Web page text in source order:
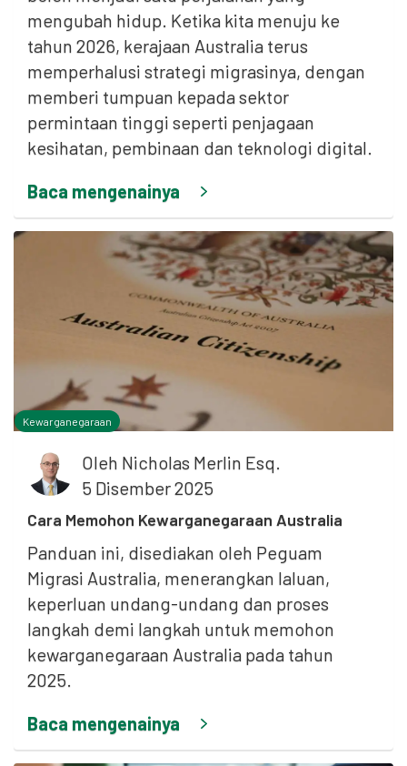
mengubah hidup. Ketika kita menuju ke
tahun 2026, kerajaan Australia terus
memperhalusi strategi migrasinya, dengan
memberi tumpuan kepada sektor
permintaan tinggi seperti penjagaan
kesihatan, pembinaan dan teknologi digital.
Baca mengenainya
Kewarganegaraan
Oleh Nicholas Merlin Esq.
5 Disember 2025
Cara Memohon Kewarganegaraan Australia
Panduan ini, disediakan oleh Peguam
Migrasi Australia, menerangkan laluan,
keperluan undang-undang dan proses
langkah demi langkah untuk memohon
kewarganegaraan Australia pada tahun
2025.
Baca mengenainya